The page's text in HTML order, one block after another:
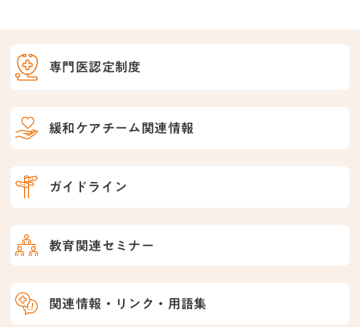
専門医認定制度
緩和ケアチーム関連情報
ガイドライン
教育関連セミナー
関連情報・リンク・用語集